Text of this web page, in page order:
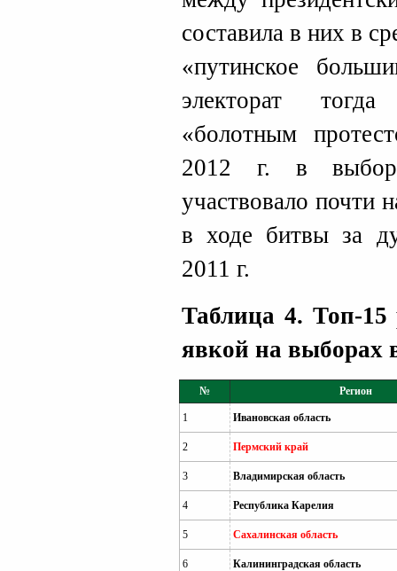
составила в них в
«путинское
электорат
«болотным
2012 г. в
участвовало почти
в ходе битвы за
2011 г.
Таблица 4. Топ-15
явкой на выборах
№ Регион
1 Ивановская область
2 Пермский край
3 Владимирская область
4 Республика Карелия
5 Сахалинская область
6 Калининградская область